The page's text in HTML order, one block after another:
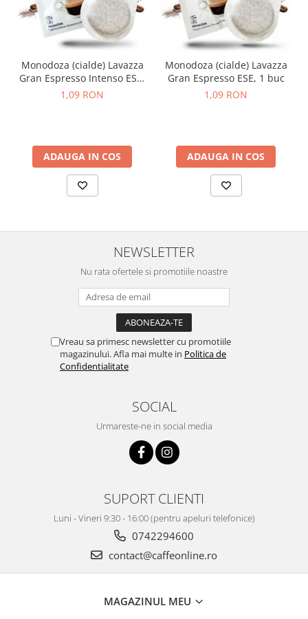
Monodoza (cialde) Lavazza
Gran Espresso Intenso ESE,
1 buc
1,09 RON
ADAUGA IN COS
Monodoza (cialde) Lavazza
Gran Espresso ESE, 1 buc
1,09 RON
ADAUGA IN COS
NEWSLETTER
Nu rata ofertele si promotiile noastre
Vreau sa primesc newsletter cu promotiile
magazinului. Afla mai multe in Politica de
Confidentialitate
SOCIAL
Urmareste-ne in social media
SUPORT CLIENTI
Luni - Vineri 9:30 - 16:00 (pentru apeluri telefonice)
0742294600
contact@caffeonline.ro
MAGAZINUL MEU